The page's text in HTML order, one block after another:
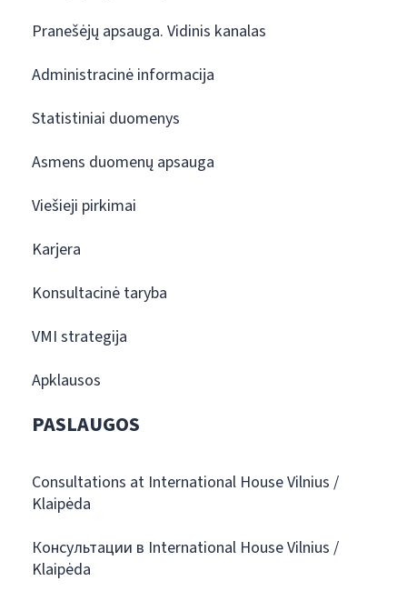
Pranešėjų apsauga. Vidinis kanalas
Administracinė informacija
Statistiniai duomenys
Asmens duomenų apsauga
Viešieji pirkimai
Karjera
Konsultacinė taryba
VMI strategija
Apklausos
PASLAUGOS
Consultations at International House Vilnius /
Klaipėda
Консультации в International House Vilnius /
Klaipėda